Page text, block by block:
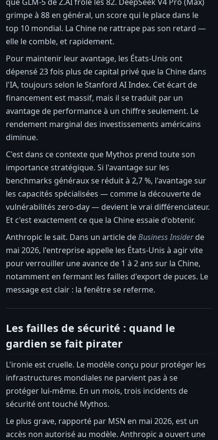
grimpe à 88 en général, un score qui le place dans le
top 10 mondial. La Chine ne rattrape pas son retard —
elle le comble, et rapidement.
Pour maintenir leur avantage, les États-Unis ont
dépensé 23 fois plus de capital privé que la Chine dans
l'IA, toujours selon le Stanford AI Index. Cet écart de
financement est massif, mais il se traduit par un
avantage de performance à un chiffre seulement. Le
rendement marginal des investissements américains
diminue.
C'est dans ce contexte que Mythos prend toute son
importance stratégique. Si l'avantage sur les
benchmarks généraux se réduit à 2,7 %, l'avantage sur
les capacités spécialisées — comme la découverte de
vulnérabilités zero-day — devient le vrai différenciateur.
Et c'est exactement ce que la Chine essaie d'obtenir.
Anthropic le sait. Dans un article deBusiness Insiderde
mai 2026, l'entreprise appelle les États-Unis à agir vite
pour verrouiller une avance de 1 à 2 ans sur la Chine,
notamment en fermant les failles d'export de puces. Le
message est clair : la fenêtre se referme.
Les failles de sécurité : quand le
gardien se fait pirater
L'ironie est cruelle. Le modèle conçu pour protéger les
infrastructures mondiales ne parvient pas à se
protéger lui-même. En un mois, trois incidents de
sécurité ont touché Mythos.
Le plus grave, rapporté par MSN en mai 2026, est un
accès non autorisé au modèle. Anthropic a ouvert une